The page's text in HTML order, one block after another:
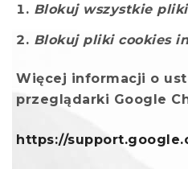
Blokuj wszystkie
Blokuj pliki cookies
Więcej informacji o
przeglądarki Google
https://